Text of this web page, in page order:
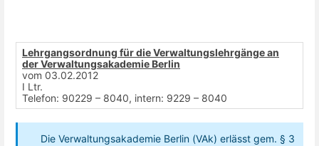
Lehrgangsordnung für die Verwaltungslehrgänge an
der Verwaltungsakademie Berlin
vom 03.02.2012
I Ltr.
Telefon: 90229 – 8040, intern: 9229 – 8040
Die Verwaltungsakademie Berlin (VAk) erlässt gem. § 3